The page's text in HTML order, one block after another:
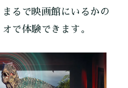
るで映画館にいるかの
で体験できます。